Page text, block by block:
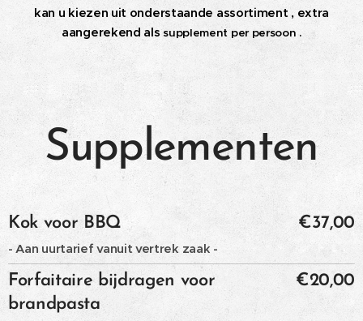
kan u kiezen uit onderstaande assortiment , extra
aangerekend alssupplement per persoon .
Supplementen
Kok voor BBQ
- Aan uurtarief vanuit vertrek zaak -
€37,00
Forfaitaire bijdragen voor
brandpasta
€20,00